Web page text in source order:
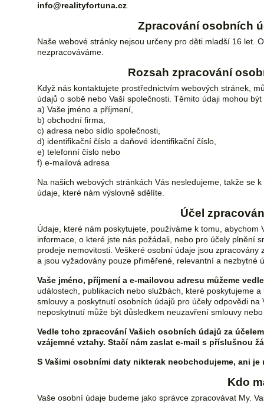
info@realityfortuna.cz
Zpracování osobních
Naše webové stránky nejsou určeny pro děti mladší 16 let.
nezpracováváme.
Rozsah zpracování
Když nás kontaktujete prostřednictvím webových stránek,
údajů o sobě nebo Vaší společnosti. Těmito údaji mohou být
a) Vaše jméno a příjmení,
b) obchodní firma,
c) adresa nebo sídlo společnosti,
d) identifikační číslo a daňové identifikační číslo,
e) telefonní číslo nebo
f) e-mailová adresa
Na našich webových stránkách Vás nesledujeme, takže se
údaje, které nám výslovně sdělíte.
Účel
Údaje, které nám poskytujete, používáme k tomu, abychom
informace, o které jste nás požádali, nebo pro účely plnění
prodeje nemovitosti. Veškeré osobní údaje jsou
a jsou vyžadovány pouze přiměřené, relevantní a nezbytné
Vaše jméno, příjmení a e-mailovou adresu můžeme
událostech, publikacích nebo službách, které poskytujeme
smlouvy a poskytnutí osobních údajů pro účely odpovědi
neposkytnutí může být důsledkem neuzavření smlouvy
Vedle toho zpracování Vašich osobních údajů za
vzájemné vztahy. Stačí nám zaslat e-mail s příslušnou
S Vašimi osobními daty nikterak neobchodujeme, ani
Kdo
Vaše osobní údaje budeme jako správce zpracovávat My.